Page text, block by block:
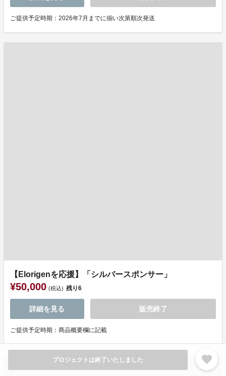
プロジェクトは終了いたしました favorite
ご提供予定時期：2026年7月までに揃い次第順次発送
【Elorigenを応援】「シルバースポンサー」
¥50,000 (税込) 残り6
詳細を見る 販売終了
ご提供予定時期：商品概要欄に記載